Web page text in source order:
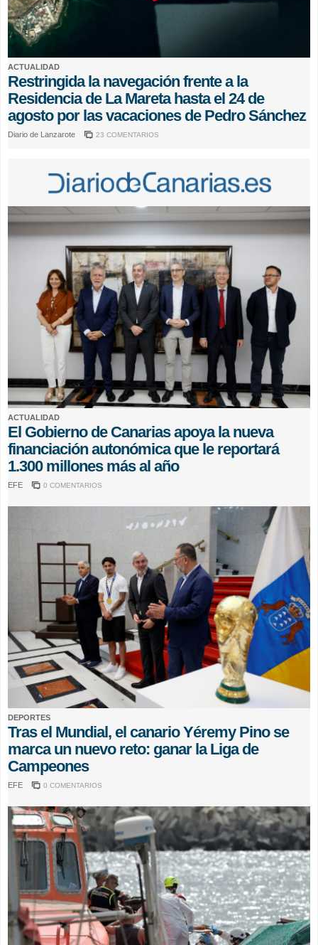
ACTUALIDAD
Restringida la navegación frente a la
Residencia de La Mareta hasta el 24 de
agosto por las vacaciones de Pedro Sánchez
Diario de Lanzarote 23 COMENTARIOS
ACTUALIDAD
El Gobierno de Canarias apoya la nueva
financiación autonómica que le reportará
1.300 millones más al año
EFE 0 COMENTARIOS
DEPORTES
Tras el Mundial, el canario Yéremy Pino se
marca un nuevo reto: ganar la Liga de
Campeones
EFE 0 COMENTARIOS